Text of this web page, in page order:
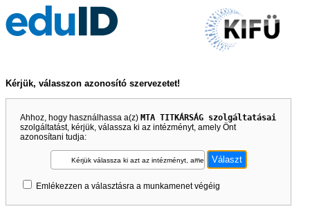
Kérjük, válasszon azonosító szervezetet!
Ahhoz, hogy használhassa a(z) MTA TITKÁRSÁG szolgáltatásai
szolgáltatást, kérjük, válassza ki az intézményt, amely Önt
azonosítani tudja:
Kérjük válassza ki azt az intézményt, amely Önt azonosítani tudja!
Emlékezzen a választásra a munkamenet végéig